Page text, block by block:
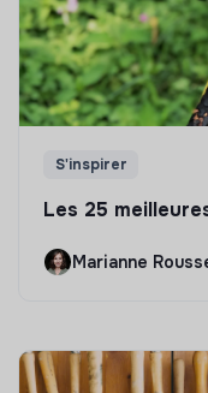
S'inspirer
Les 25
Marianne